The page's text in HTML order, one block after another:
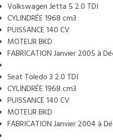
Volkswagen Jetta 5 2.0 TDI
CYLINDRÉE 1968 cm3
PUISSANCE 140 CV
MOTEUR BKD
FABRICATION Janvier 2005 à
Seat Toledo 3 2.0 TDI
CYLINDRÉE 1968 cm3
PUISSANCE 140 CV
MOTEUR BKD
FABRICATION Janvier 2004 à